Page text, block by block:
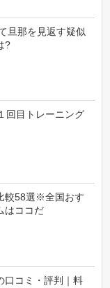
旦那を見返す疑似
?
回目トレーニング
較58選※全国おす
はココだ
口コミ・評判｜料